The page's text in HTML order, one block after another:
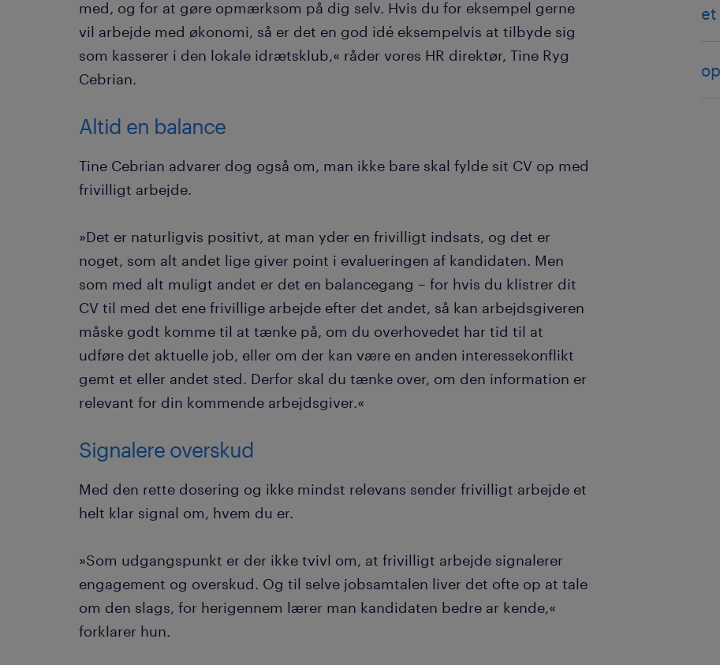
med, og for at gøre opmærksom på dig selv. Hvis du for eksempel gerne
vil arbejde med økonomi, så er det en god idé eksempelvis at tilbyde sig
som kasserer i den lokale idrætsklub,« råder vores HR direktør, Tine Ryg
Cebrian.
Altid en balance
Tine Cebrian advarer dog også om, man ikke bare skal fylde sit CV op med
frivilligt arbejde.
»Det er naturligvis positivt, at man yder en frivilligt indsats, og det er
noget, som alt andet lige giver point i evalueringen af kandidaten. Men
som med alt muligt andet er det en balancegang – for hvis du klistrer dit
CV til med det ene frivillige arbejde efter det andet, så kan arbejdsgiveren
måske godt komme til at tænke på, om du overhovedet har tid til at
udføre det aktuelle job, eller om der kan være en anden interessekonflikt
gemt et eller andet sted. Derfor skal du tænke over, om den information er
relevant for din kommende arbejdsgiver.«
Signalere overskud
Med den rette dosering og ikke mindst relevans sender frivilligt arbejde et
helt klar signal om, hvem du er.
»Som udgangspunkt er der ikke tvivl om, at frivilligt arbejde signalerer
engagement og overskud. Og til selve jobsamtalen liver det ofte op at tale
om den slags, for herigennem lærer man kandidaten bedre ar kende,«
forklarer hun.
et